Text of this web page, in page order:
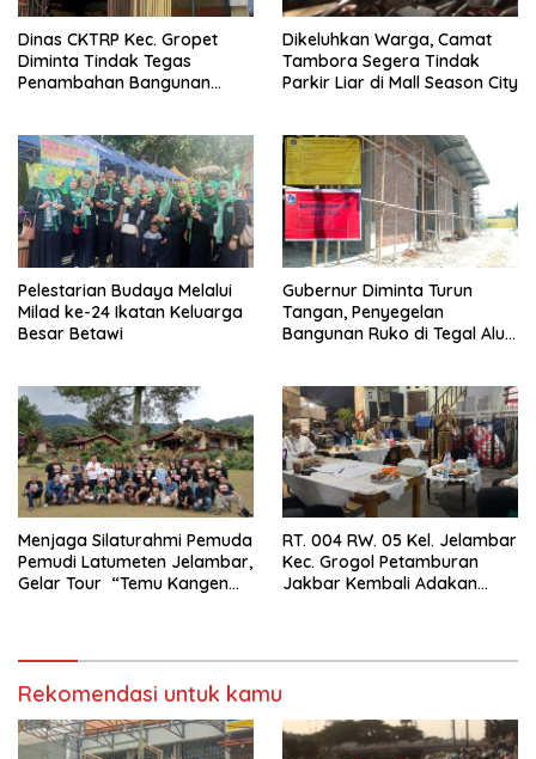
Dinas CKTRP Kec. Gropet
Diminta Tindak Tegas
Penambahan Bangunan
Dikeluhkan Warga, Camat
Tambora Segera Tindak
Parkir Liar di Mall Season City
Pelestarian Budaya Melalui
Milad ke-24 Ikatan Keluarga
Besar Betawi
Gubernur Diminta Turun
Tangan, Penyegelan
Bangunan Ruko di Tegal Alur
Menjaga Silaturahmi Pemuda
Pemudi Latumeten Jelambar,
Gelar Tour “Temu Kangen
RT. 004 RW. 05 Kel. Jelambar
Kec. Grogol Petamburan
Jakbar Kembali Adakan
Rekomendasi untuk kamu